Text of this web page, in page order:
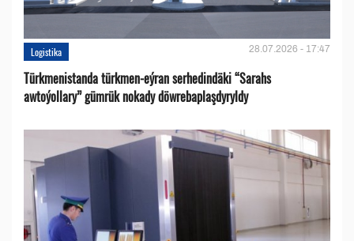
Logistika 28.07.2026 - 17:47
Türkmenistanda türkmen-eýran serhedindäki “Sarahs
awtoýollary” gümrük nokady döwrebaplaşdyryldy